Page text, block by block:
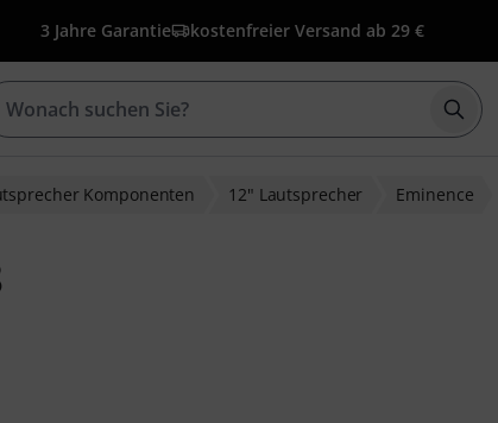
3 Jahre Garantie kostenfreier Versand ab 29 €
Komponenten 12" Lautsprecher Eminence